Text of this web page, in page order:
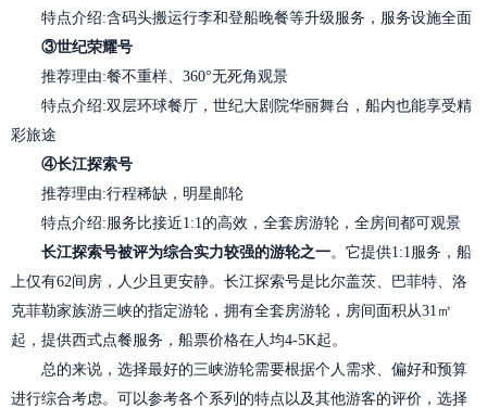
特点介绍:含码头搬运行李和登船晚餐等升级服务，服务设施全面
③世纪荣耀号
推荐理由:餐不重样、360°无死角观景
特点介绍:双层环球餐厅，世纪大剧院华丽舞台，船内也能享受精
彩旅途
④长江探索号
推荐理由:行程稀缺，明星邮轮
特点介绍:服务比接近1:1的高效，全套房游轮，全房间都可观景
长江探索号被评为综合实力较强的游轮之一。它提供1:1服务，船
上仅有62间房，人少且更安静。长江探索号是比尔盖茨、巴菲特、洛
克菲勒家族游三峡的指定游轮，拥有全套房游轮，房间面积从31㎡
起，提供西式点餐服务，船票价格在人均4-5K起。
总的来说，选择最好的三峡游轮需要根据个人需求、偏好和预算
进行综合考虑。可以参考各个系列的特点以及其他游客的评价，选择